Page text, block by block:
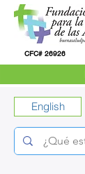
CFC# 26926
English